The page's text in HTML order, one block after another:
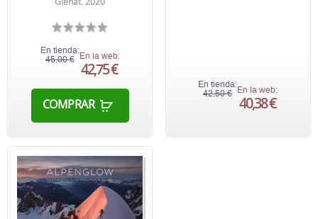
En tienda:
45,00 € En la web:
42,75 €
COMPRAR
En tienda:
42,50 € En la web:
40,38 €